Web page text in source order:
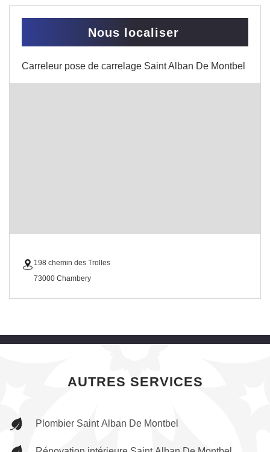
Nous localiser
Carreleur pose de carrelage Saint Alban De Montbel
198 chemin des Trolles
73000 Chambery
AUTRES SERVICES
Plombier Saint Alban De Montbel